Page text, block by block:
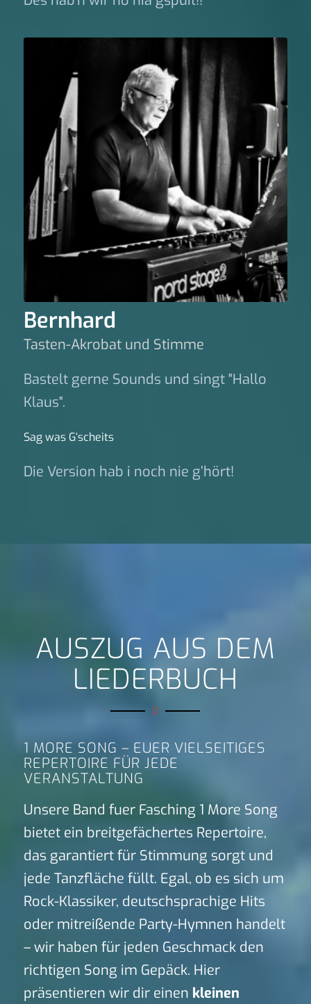
Bernhard
Tasten-Akrobat und Stimme
Bastelt gerne Sounds und singt "Hallo
Klaus".
Sag was G‘scheits
Die Version hab i noch nie g’hört!
AUSZUG AUS DEM
LIEDERBUCH
1 MORE SONG – EUER VIELSEITIGES
REPERTOIRE FÜR JEDE
VERANSTALTUNG
Unsere Band fuer Fasching 1 More Song
bietet ein breitgefächertes Repertoire,
das garantiert für Stimmung sorgt und
jede Tanzfläche füllt. Egal, ob es sich um
Rock-Klassiker, deutschsprachige Hits
oder mitreißende Party-Hymnen handelt
– wir haben für jeden Geschmack den
richtigen Song im Gepäck. Hier
präsentieren wir dir einen kleinen